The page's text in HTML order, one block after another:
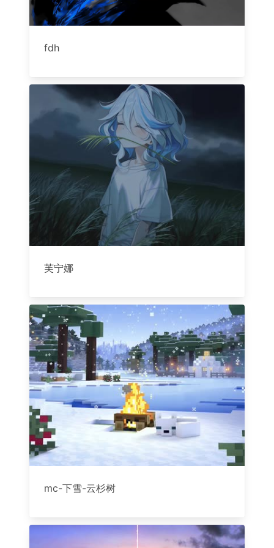
fdh
芙宁娜
mc-下雪-云杉树